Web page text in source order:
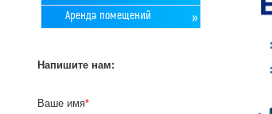
Аренда помещений
Напишите нам:
Ваше имя*